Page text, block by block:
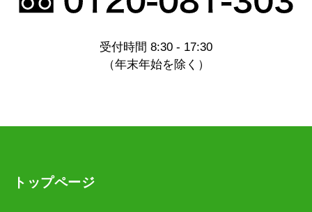
受付時間 8:30 - 17:30
（年末年始を除く）
トップページ